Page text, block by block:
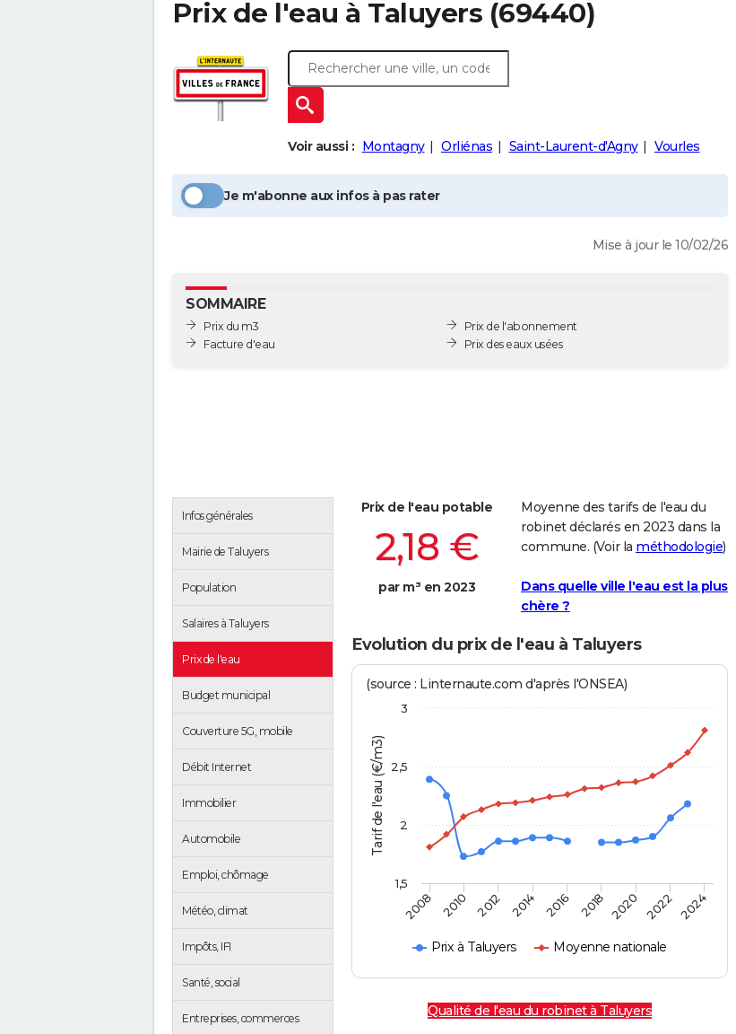
Prix de l'eau à Taluyers (69440)
Voir aussi : Montagny Orliénas Saint-Laurent-d'Agny Vourles
Je m'abonne aux infos à pas rater
Mise à jour le 10/02/26
SOMMAIRE
Prix du m3
Facture d'eau
Prix de l'abonnement
Prix des eaux usées
Infos générales
Mairie de Taluyers
Population
Salaires à Taluyers
Prix de l'eau
Budget municipal
Couverture 5G, mobile
Débit Internet
Immobilier
Automobile
Emploi, chômage
Météo, climat
Impôts, IFI
Santé, social
Entreprises, commerces
Prix de l'eau potable
2,18 €
par m³ en 2023
Moyenne des tarifs de l'eau du
robinet déclarés en 2023 dans la
commune. (Voir la méthodologie)
Dans quelle ville l'eau est la plus
chère ?
Evolution du prix de l'eau à Taluyers
Tarif de l'eau (€/m3)
(source : Linternaute.com d'après l'ONSEA)
Prix à Taluyers Moyenne nationale
2008 2010 2012 2014 2016 2018 2020 2022 2024
1,5
2
2,5
3
Qualité de l'eau du robinet à Taluyers